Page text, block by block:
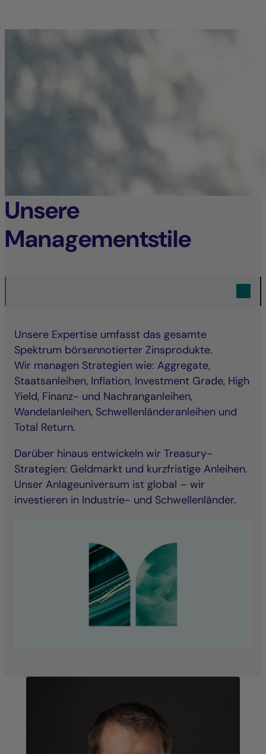
Unsere
Managementstile
Unsere Expertise umfasst das gesamte
Spektrum börsennotierter Zinsprodukte.
Wir managen Strategien wie: Aggregate,
Staatsanleihen, Inflation, Investment Grade, High
Yield, Finanz- und Nachranganleihen,
Wandelanleihen, Schwellenländeranleihen und
Total Return.
Darüber hinaus entwickeln wir Treasury-
Strategien: Geldmarkt und kurzfristige Anleihen.
Unser Anlageuniversum ist global – wir
investieren in Industrie- und Schwellenländer.